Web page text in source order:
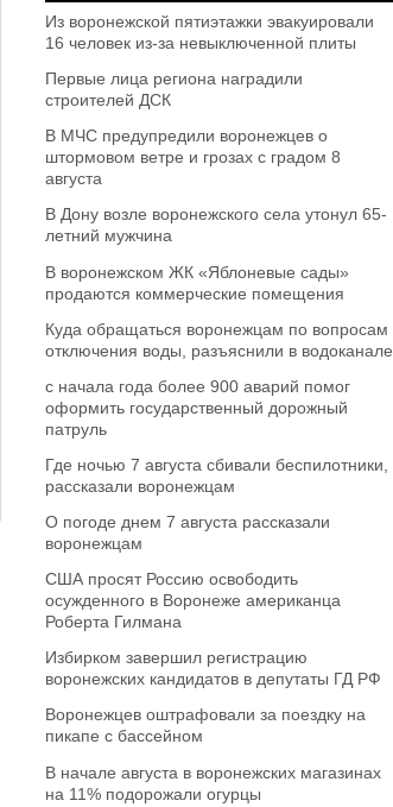
Из воронежской пятиэтажки эвакуировали
16 человек из-за невыключенной плиты
Первые лица региона наградили
строителей ДСК
В МЧС предупредили воронежцев о
штормовом ветре и грозах с градом 8
августа
В Дону возле воронежского села утонул 65-
летний мужчина
В воронежском ЖК «Яблоневые сады»
продаются коммерческие помещения
Куда обращаться воронежцам по вопросам
отключения воды, разъяснили в водоканале
с начала года более 900 аварий помог
оформить государственный дорожный
патруль
Где ночью 7 августа сбивали беспилотники,
рассказали воронежцам
О погоде днем 7 августа рассказали
воронежцам
США просят Россию освободить
осужденного в Воронеже американца
Роберта Гилмана
Избирком завершил регистрацию
воронежских кандидатов в депутаты ГД РФ
Воронежцев оштрафовали за поездку на
пикапе с бассейном
В начале августа в воронежских магазинах
на 11% подорожали огурцы